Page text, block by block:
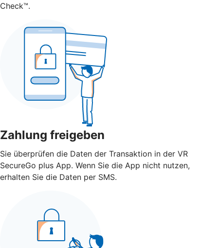
Check™.
Zahlung freigeben
Sie überprüfen die Daten der Transaktion in der VR
SecureGo plus App. Wenn Sie die App nicht nutzen,
erhalten Sie die Daten per SMS.